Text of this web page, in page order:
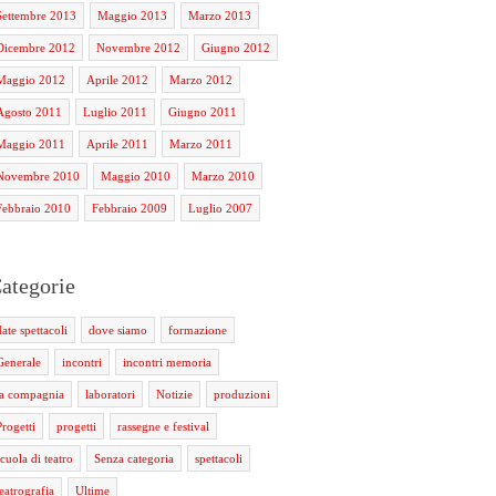
2013 Maggio 2013 Marzo 2013
2012 Novembre 2012 Giugno 2012
2012 Aprile 2012 Marzo 2012
2011 Luglio 2011 Giugno 2011
2011 Aprile 2011 Marzo 2011
2010 Maggio 2010 Marzo 2010
2010 Febbraio 2009 Luglio 2007
spettacoli dove siamo formazione
incontri incontri memoria
compagnia laboratori Notizie produzioni
progetti rassegne e festival
di teatro Senza categoria spettacoli
Ultime